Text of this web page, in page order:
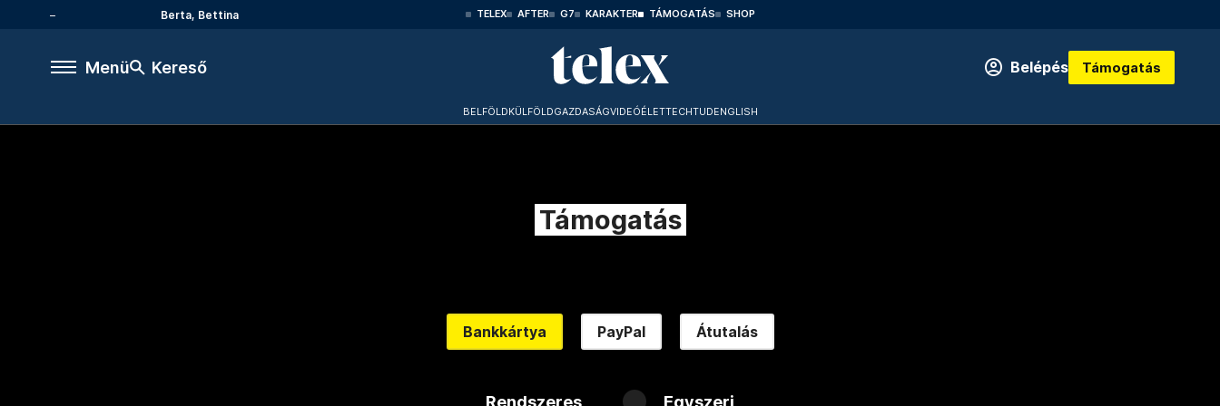
Berta, Bettina TELEX AFTER G7 KARAKTER TÁMOGATÁS SHOP
Menü Kereső Belépés Támogatás
BELFÖLDKÜLFÖLDGAZDASÁGVIDEÓÉLETTECHTUDENGLISH
Támogatás
Bankkártya PayPal Átutalás
Rendszeres Egyszeri